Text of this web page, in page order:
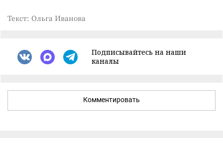
Текст: Ольга Иванова
Подписывайтесь на наши
каналы
Комментировать